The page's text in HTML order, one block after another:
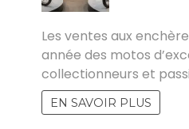
Les ventes aux
année des motos
collectionneurs et
EN SAVOIR PLUS